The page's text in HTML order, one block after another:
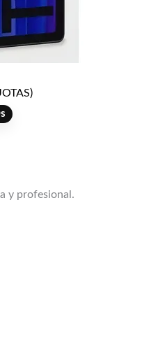
s
y profesional.